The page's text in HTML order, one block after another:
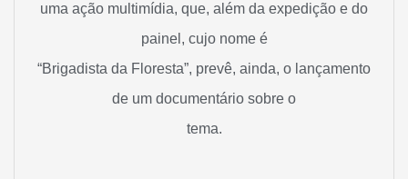
uma ação multimídia, que, além da expedição e do
painel, cujo nome é
“Brigadista da Floresta”, prevê, ainda, o lançamento
de um documentário sobre o
tema.